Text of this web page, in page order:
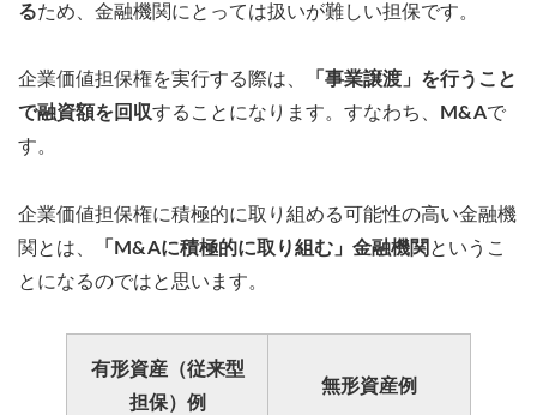
るため、金融機関にとっては扱いが難しい担保です。
企業価値担保権を実行する際は、
「事業譲渡」を行うこと
で融資額を回収することになります。すなわち、 M&Aで
す。
企業価値担保権に積極的に取り組める可能性の高い金融機
関とは、
「M&Aに積極的に取り組む」金融機関 というこ
とになるのではと思います。
有形資産（従来型
担保）例
無形資産例